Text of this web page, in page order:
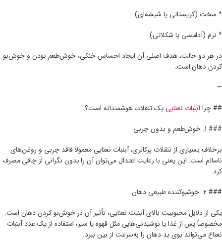
* سخت (کریستالی یا شیشه‌ای)
* نرم (آدامسی یا شکلاتی)
در هر دو حالت، هدف اصلی آن ایجاد احساس خنکی، خوش‌طعم بودن و خوش‌بو
کردن دهان است.
—
## چراآبنبات نعنایی یک تنقلات هوشمندانه است؟
### 1. خوش‌طعم و بدون چربی
برخلاف بسیاری از تنقلات پرکالری، آبنبات نعنایی معمولاً فاقد چربی و روغن‌های
ناسالم است. این یعنی با رعایت اعتدال می‌توان آن را بدون نگرانی از چاقی مصرف
کرد.
### 2. خوشبوکننده طبیعی دهان
یکی از دلایل محبوبیت بالای آبنبات نعنایی، تأثیر آن در خوش‌بو کردن دهان است.
مخصوصاً پس از غذا یا نوشیدنی‌هایی مثل قهوه یا سیر، استفاده از یک عدد آبنبات
نعناع می‌تواند بوی بد دهان را به‌سرعت از بین ببرد.